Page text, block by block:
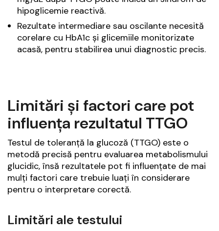
hipoglicemie reactivă.
Rezultate intermediare sau oscilante necesită
corelare cu HbA1c și glicemiile monitorizate
acasă, pentru stabilirea unui diagnostic precis.
Limitări și factori care pot
influența rezultatul TTGO
Testul de toleranță la glucoză (TTGO) este o
metodă precisă pentru evaluarea metabolismului
glucidic, însă rezultatele pot fi influențate de mai
mulți factori care trebuie luați în considerare
pentru o interpretare corectă.
Limitări ale testului